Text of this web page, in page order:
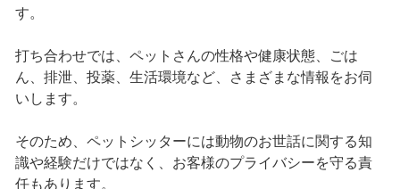
す。
打ち合わせでは、ペットさんの性格や健康状態、ごは
ん、排泄、投薬、生活環境など、さまざまな情報をお伺
いします。
そのため、ペットシッターには動物のお世話に関する知
識や経験だけではなく、お客様のプライバシーを守る責
任もあります。